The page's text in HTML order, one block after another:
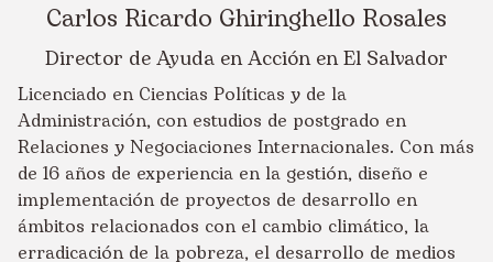
Carlos Ricardo Ghiringhello Rosales
Director de Ayuda en Acción en El Salvador
Licenciado en Ciencias Políticas y de la
Administración, con estudios de postgrado en
Relaciones y Negociaciones Internacionales. Con más
de 16 años de experiencia en la gestión, diseño e
implementación de proyectos de desarrollo en
ámbitos relacionados con el cambio climático, la
erradicación de la pobreza, el desarrollo de medios